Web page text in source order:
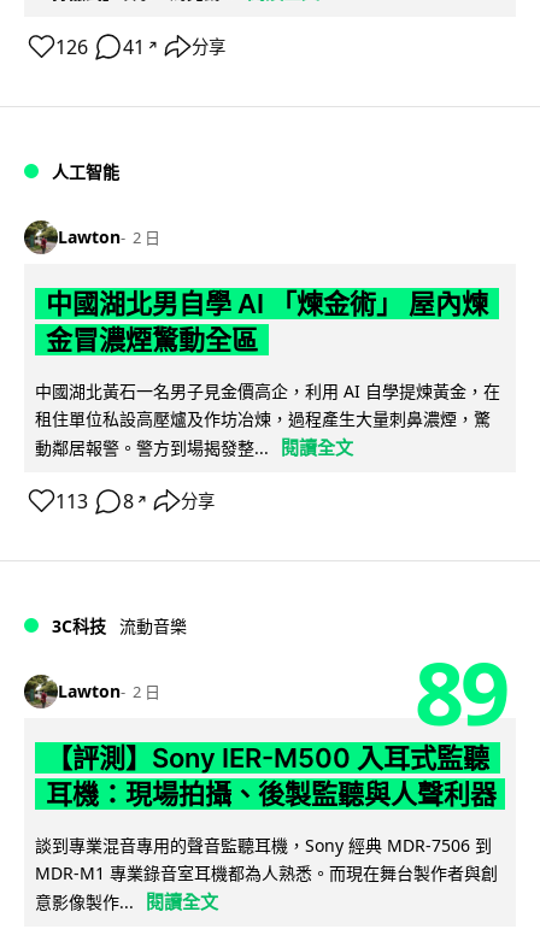
126 41 ↗ 分享
人工智能
Lawton 2 日
中國湖北男自學 AI 「煉金術」 屋內煉
金冒濃煙驚動全區
中國湖北黃石一名男子見金價高企，利用 AI 自學提煉黃金，在
租住單位私設高壓爐及作坊冶煉，過程產生大量刺鼻濃煙，驚
動鄰居報警。警方到場揭發整...
閱讀全文
113 8 ↗ 分享
3C科技 流動音樂
Lawton 2 日 89
【評測】Sony IER-M500 入耳式監聽
耳機：現場拍攝、後製監聽與人聲利器
談到專業混音專用的聲音監聽耳機，Sony 經典 MDR-7506 到
MDR-M1 專業錄音室耳機都為人熟悉。而現在舞台製作者與創
意影像製作...
閱讀全文